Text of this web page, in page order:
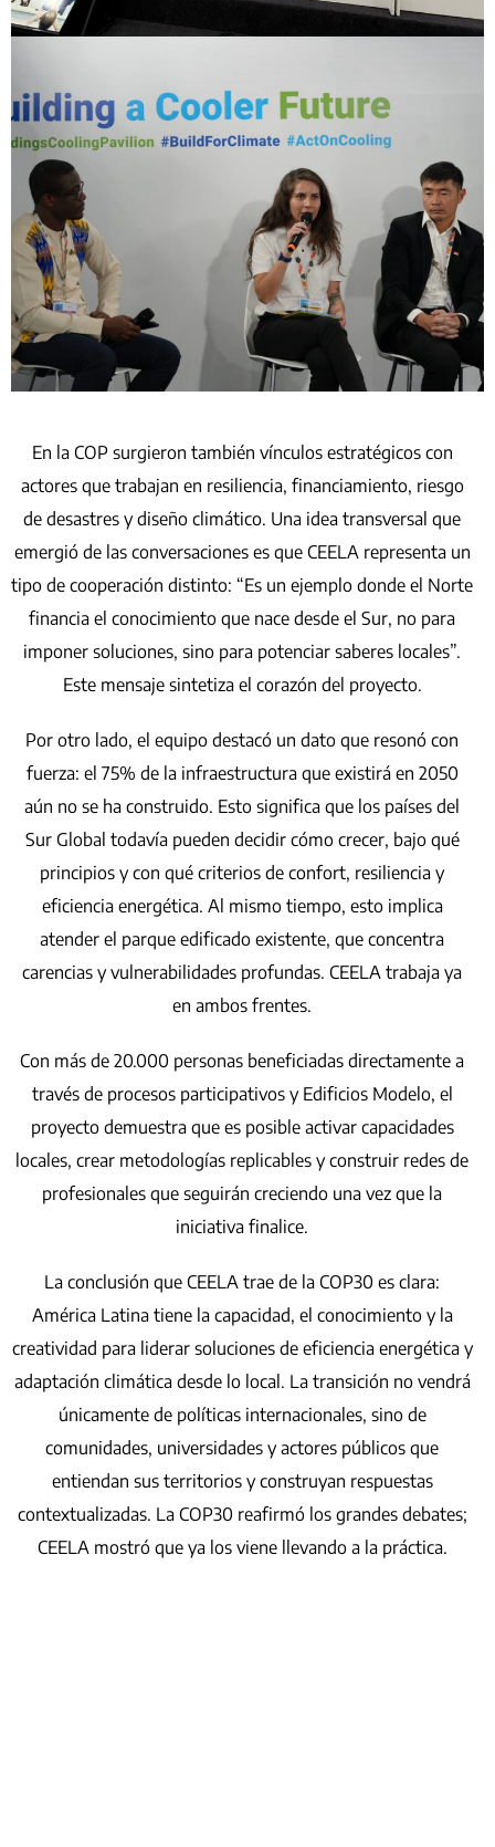
En la COP surgieron también vínculos estratégicos con
actores que trabajan en resiliencia, financiamiento, riesgo
de desastres y diseño climático. Una idea transversal que
emergió de las conversaciones es que CEELA representa un
tipo de cooperación distinto: “Es un ejemplo donde el Norte
financia el conocimiento que nace desde el Sur, no para
imponer soluciones, sino para potenciar saberes locales”.
Este mensaje sintetiza el corazón del proyecto.
Por otro lado, el equipo destacó un dato que resonó con
fuerza: el 75% de la infraestructura que existirá en 2050
aún no se ha construido. Esto significa que los países del
Sur Global todavía pueden decidir cómo crecer, bajo qué
principios y con qué criterios de confort, resiliencia y
eficiencia energética. Al mismo tiempo, esto implica
atender el parque edificado existente, que concentra
carencias y vulnerabilidades profundas. CEELA trabaja ya
en ambos frentes.
Con más de 20.000 personas beneficiadas directamente a
través de procesos participativos y Edificios Modelo, el
proyecto demuestra que es posible activar capacidades
locales, crear metodologías replicables y construir redes de
profesionales que seguirán creciendo una vez que la
iniciativa finalice.
La conclusión que CEELA trae de la COP30 es clara:
América Latina tiene la capacidad, el conocimiento y la
creatividad para liderar soluciones de eficiencia energética y
adaptación climática desde lo local. La transición no vendrá
únicamente de políticas internacionales, sino de
comunidades, universidades y actores públicos que
entiendan sus territorios y construyan respuestas
contextualizadas. La COP30 reafirmó los grandes debates;
CEELA mostró que ya los viene llevando a la práctica.